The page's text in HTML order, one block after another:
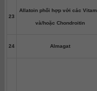
23
Allatoin phối hợp với các
và/hoặc Chondroitin
24 Almagat